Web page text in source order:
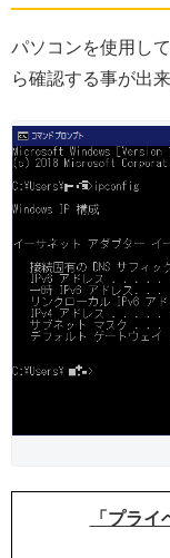
パソコンを使用し
ら確認する事が出来
「プラ